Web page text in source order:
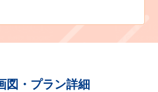
図・プラン詳細